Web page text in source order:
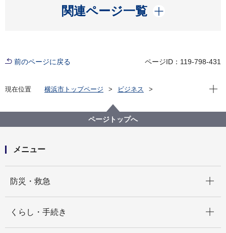
関連ページ一覧
開く
前のページに戻る ページID：119-798-431
現在位置 横浜市トップページ
ビジネス
事業者指定・委託等の手続き
地域密着型サービス関連
横浜市質の向上事業（質の向上セミナー）
現在
ページトップへ
メニュー
防災・救急
くらし・手続き